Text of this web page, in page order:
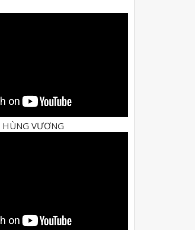
HÙNG VƯƠNG